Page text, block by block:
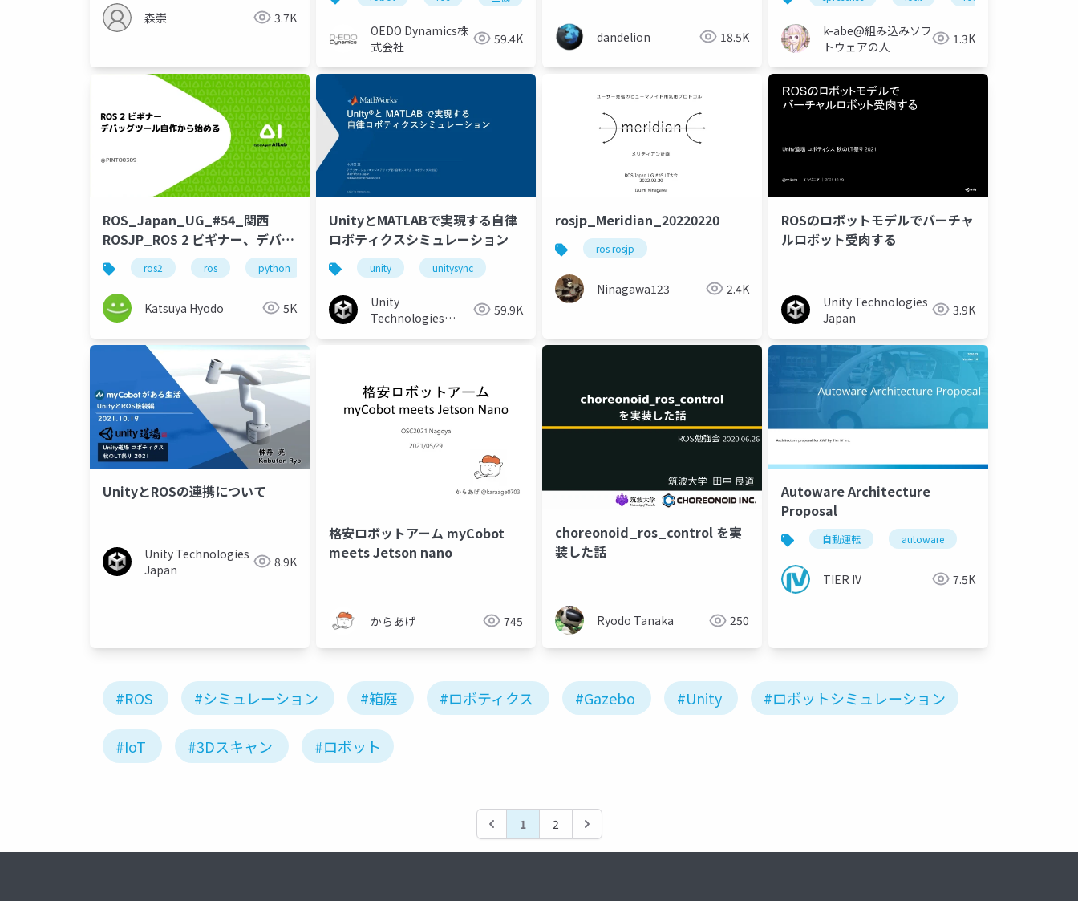
森崇 3.7K
OEDO Dynamics株
式会社
59.4K dandelion 18.5K
k-abe@組み込みソフ
トウェアの人
1.3K
ROS_Japan_UG_#54_関西
ROSJP_ROS 2 ビギナー、デバッ
グツール自作から初める_公開用
ros2 ros python rosjp
Katsuya Hyodo 5K
UnityとMATLABで実現する自律
ロボティクスシミュレーション
unity unitysync
Unity
Technologies
59.9K
rosjp_Meridian_20220220
ros rosjp
Ninagawa123 2.4K
ROSのロボットモデルでバーチャ
ルロボット受肉する
Unity Technologies
Japan
3.9K
UnityとROSの連携について
Unity Technologies
Japan
8.9K
格安ロボットアーム myCobot
meets Jetson nano
からあげ 745
choreonoid_ros_control を実
装した話
Ryodo Tanaka 250
Autoware Architecture
Proposal
自動運転 autoware
TIER IV 7.5K
#ROS #シミュレーション #箱庭 #ロボティクス #Gazebo #Unity #ロボットシミュレーション
#IoT #3Dスキャン #ロボット
1 2